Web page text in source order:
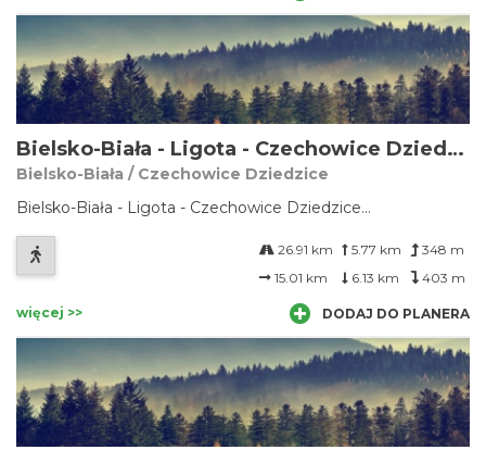
Bielsko-Biała - Ligota - Czechowice Dziedzice
Bielsko-Biała / Czechowice Dziedzice
Bielsko-Biała - Ligota - Czechowice Dziedzice...
26.91 km 5.77 km
348 m
15.01 km
6.13 km 403 m
więcej >> DODAJ DO PLANERA